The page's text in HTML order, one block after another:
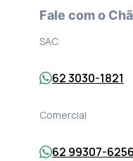
Fale com o
SAC
62 3030-1821
Comercial
62 99307-6256